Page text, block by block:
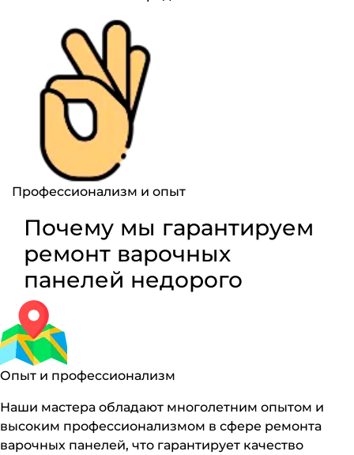
Профессионализм и опыт
Почему мы гарантируем
ремонт варочных
панелей недорого
Опыт и профессионализм
Наши мастера обладают многолетним опытом и
высоким профессионализмом в сфере ремонта
варочных панелей, что гарантирует качество